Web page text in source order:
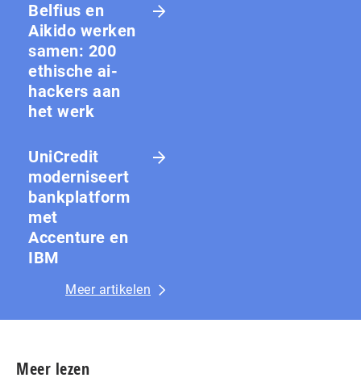
Belfius en
Aikido werken
samen: 200
ethische ai-
hackers aan
het werk
UniCredit
moderniseert
bankplatform
met
Accenture en
IBM
Meer artikelen
Meer lezen